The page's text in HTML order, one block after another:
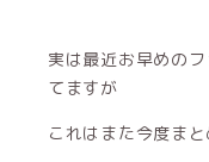
実は最近お早めの
てますが
これはまた今度ま